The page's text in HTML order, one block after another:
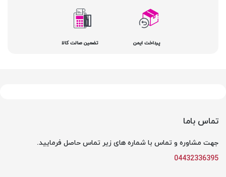
پرداخت ایمن تضمین صالت کالا
تماس باما
جهت مشاوره و تماس با شماره های زیر تماس حاصل فرمایید.
04432336395